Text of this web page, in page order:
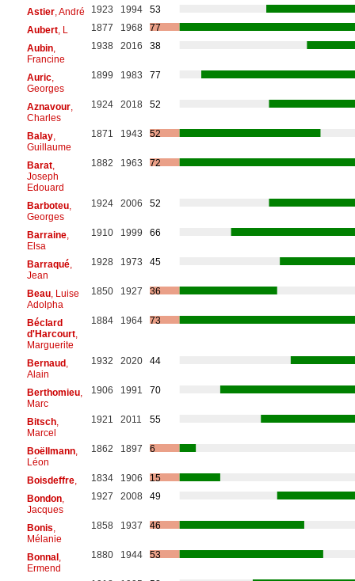
Astier, André 1923 1994
53
Aubert, L 1877 1968
77
Aubin,
Francine
1938 2016 38
Auric,
Georges
1899 1983 77
Aznavour,
Charles
1924 2018 52
Balay,
Guillaume
1871 1943 52
Barat,
Joseph
Edouard
1882 1963 72
Barboteu,
Georges
1924 2006 52
Barraine,
Elsa
1910 1999 66
Barraqué,
Jean
1928 1973 45
Beau, Luise
Adolpha
1850 1927 36
Béclard
d'Harcourt,
Marguerite
1884 1964 73
Bernaud,
Alain
1932 2020 44
Berthomieu,
Marc
1906 1991 70
Bitsch,
Marcel
1921 2011 55
Boëllmann,
Léon
1862 1897 6
Boisdeffre, 1834 1906
15
Bondon,
Jacques
1927 2008 49
Bonis
Mélanie
1858 1937 46
Bonnal,
Ermend
1880 1944 53